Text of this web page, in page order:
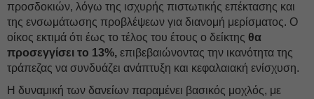
προσδοκιών, λόγω της ισχυρής πιστωτικής επέκτασης και
της ενσωμάτωσης προβλέψεων για διανομή μερίσματος. Ο
οίκος εκτιμά ότι έως το τέλος του έτους ο δείκτης θα
προσεγγίσει το 13%, επιβεβαιώνοντας την ικανότητα της
τράπεζας να συνδυάζει ανάπτυξη και κεφαλαιακή ενίσχυση.
Η δυναμική των δανείων παραμένει βασικός μοχλός, με